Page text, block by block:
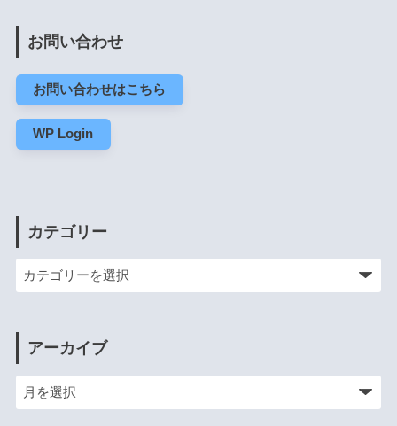
お問い合わせ
お問い合わせはこちら
WP Login
カテゴリー
アーカイブ